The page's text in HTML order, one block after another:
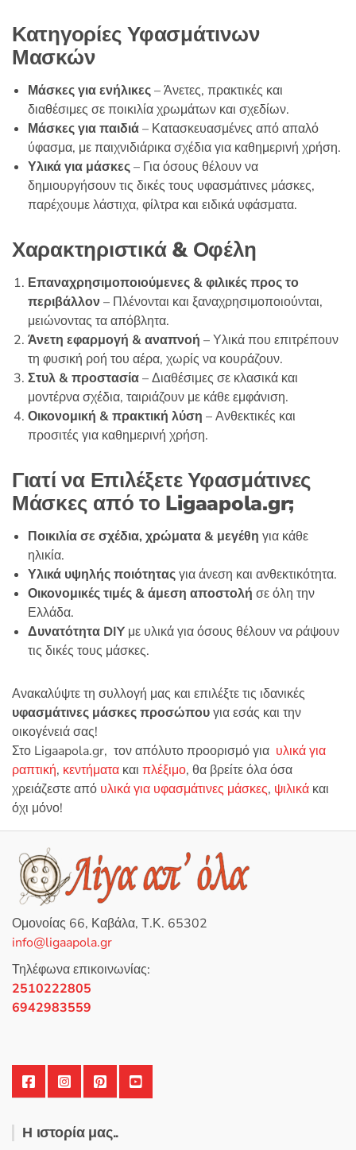
Κατηγορίες Υφασμάτινων
Μασκών
Μάσκες για ενήλικες– Άνετες, πρακτικές και
διαθέσιμες σε ποικιλία χρωμάτων και σχεδίων.
Μάσκες για παιδιά– Κατασκευασμένες από απαλό
ύφασμα, με παιχνιδιάρικα σχέδια για καθημερινή χρήση.
Υλικά για μάσκες– Για όσους θέλουν να
δημιουργήσουν τις δικές τους υφασμάτινες μάσκες,
παρέχουμε λάστιχα, φίλτρα και ειδικά υφάσματα.
Χαρακτηριστικά & Οφέλη
Επαναχρησιμοποιούμενες & φιλικές προς το
περιβάλλον– Πλένονται και ξαναχρησιμοποιούνται,
μειώνοντας τα απόβλητα.
Άνετη εφαρμογή & αναπνοή – Υλικά που επιτρέπουν
τη φυσική ροή του αέρα, χωρίς να κουράζουν.
Στυλ & προστασία– Διαθέσιμες σε κλασικά και
μοντέρνα σχέδια, ταιριάζουν με κάθε εμφάνιση.
Οικονομική & πρακτική λύση – Ανθεκτικές και
προσιτές για καθημερινή χρήση.
Γιατί να Επιλέξετε Υφασμάτινες
Μάσκες από το Ligaapola.gr;
Ποικιλία σε σχέδια, χρώματα & μεγέθη για κάθε
ηλικία.
Υλικά υψηλής ποιότηταςγια άνεση και ανθεκτικότητα.
Οικονομικές τιμές & άμεση αποστολή σε όλη την
Ελλάδα.
Δυνατότητα DIY με υλικά για όσους θέλουν να ράψουν
τις δικές τους μάσκες.
Ανακαλύψτε τη συλλογή μας και επιλέξτε τις ιδανικές
υφασμάτινες μάσκες προσώπουγια εσάς και την
οικογένειά σας!
Στο Ligaapola.gr, τον απόλυτο προορισμό για υλικά για
ραπτική, κεντήματα και πλέξιμο, θα βρείτε όλα όσα
χρειάζεστε από υλικά για υφασμάτινες μάσκες, ψιλικά και
όχι μόνο!
Ομονοίας 66, Καβάλα, Τ.Κ. 65302
info@ligaapola.gr
Τηλέφωνα επικοινωνίας:
2510222805
6942983559
Η ιστορία μας..